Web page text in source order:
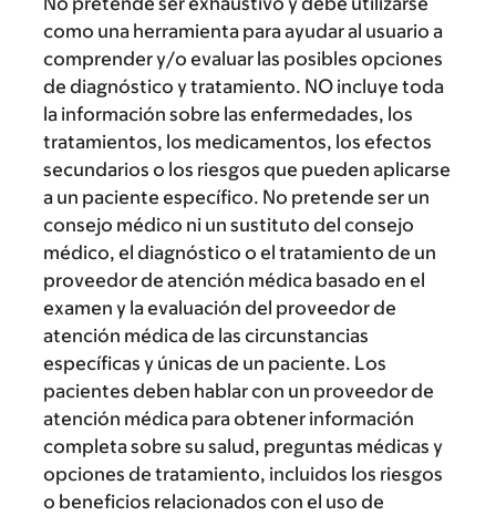
como una herramienta para ayudar al usuario a
comprender y/o evaluar las posibles opciones
de diagnóstico y tratamiento. NO incluye toda
la información sobre las enfermedades, los
tratamientos, los medicamentos, los efectos
secundarios o los riesgos que pueden aplicarse
a un paciente específico. No pretende ser un
consejo médico ni un sustituto del consejo
médico, el diagnóstico o el tratamiento de un
proveedor de atención médica basado en el
examen y la evaluación del proveedor de
atención médica de las circunstancias
específicas y únicas de un paciente. Los
pacientes deben hablar con un proveedor de
atención médica para obtener información
completa sobre su salud, preguntas médicas y
opciones de tratamiento, incluidos los riesgos
o beneficios relacionados con el uso de